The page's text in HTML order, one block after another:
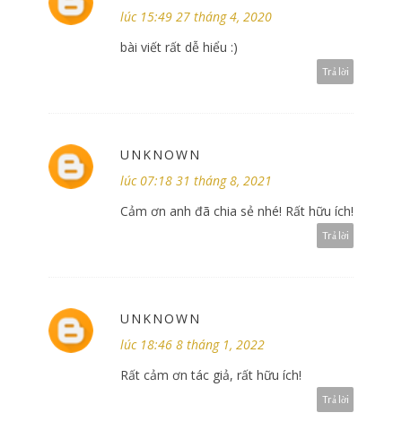
lúc 15:49 27 tháng 4, 2020
bài viết rất dễ hiểu :)
Trả lời
UNKNOWN
lúc 07:18 31 tháng 8, 2021
Cảm ơn anh đã chia sẻ nhé! Rất hữu ích!
Trả lời
UNKNOWN
lúc 18:46 8 tháng 1, 2022
Rất cảm ơn tác giả, rất hữu ích!
Trả lời